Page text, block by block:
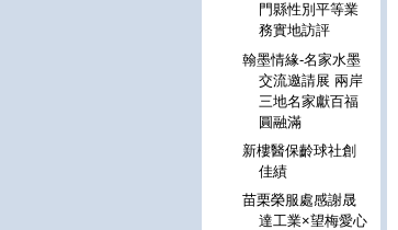
門縣性別平等業
務實地訪評
翰墨情緣-名家水墨
交流邀請展 兩岸
三地名家獻百福
圓融滿
新樓醫保齡球社創
佳績
苗栗榮服處感謝晟
達工業×望梅愛心